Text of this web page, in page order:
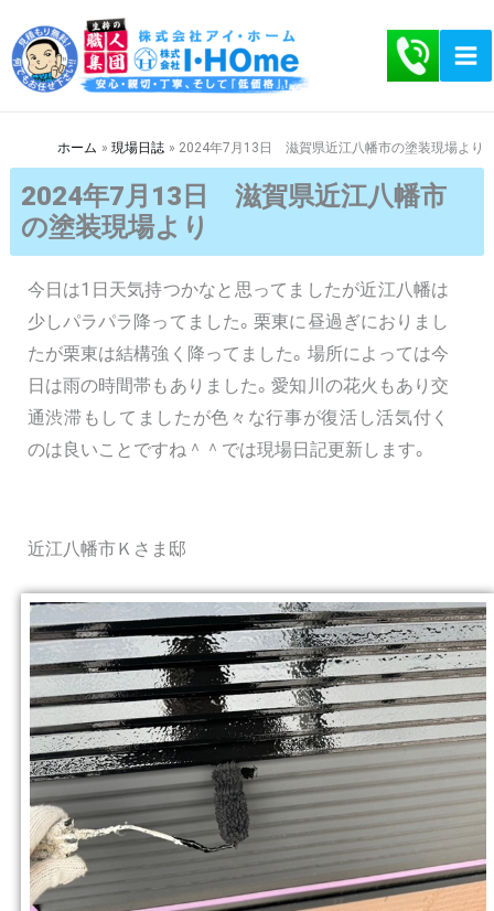
容
を
ッ
ホーム 現場日誌 2024年7月13日 滋賀県近江八幡市の塗装現場より
2024年7月13日 滋賀県近江八幡市
の塗装現場より
今日は1日天気持つかなと思ってましたが近江八幡は
少しパラパラ降ってました。栗東に昼過ぎにおりまし
たが栗東は結構強く降ってました。場所によっては今
日は雨の時間帯もありました。愛知川の花火もあり交
通渋滞もしてましたが色々な行事が復活し活気付く
のは良いことですね＾＾では現場日記更新します。
近江八幡市Ｋさま邸